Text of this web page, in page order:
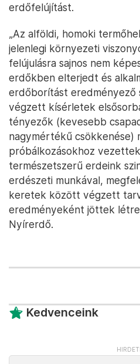
erdőfelújítást.
„Az alföldi, homoki
jelenlegi környezeti
felújulásra sajnos nem
erdőkben elterjedt és
erdőborítást eredményező
végzett kísérletek
tényezők (kevesebb
nagymértékű csökkenése)
próbálkozásokhoz
természetszerű erdeink
erdészeti munkával,
keretek között végzett
eredményeként jöttek
Nyírerdő.
Kedvenceink